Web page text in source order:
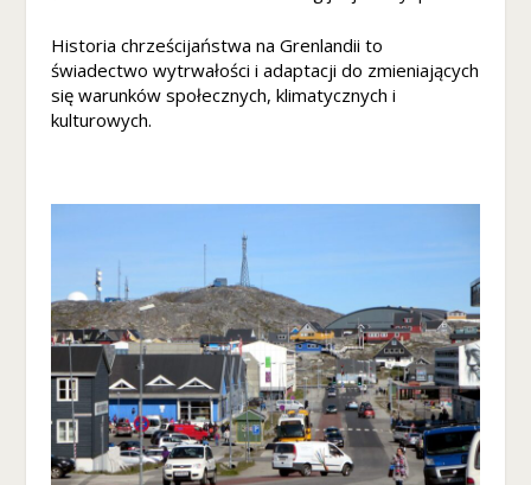
Historia chrześcijaństwa na Grenlandii to
świadectwo wytrwałości i adaptacji do zmieniających
się warunków społecznych, klimatycznych i
kulturowych.
a
zi
ał
ał
p
o
d
c
z
a
t